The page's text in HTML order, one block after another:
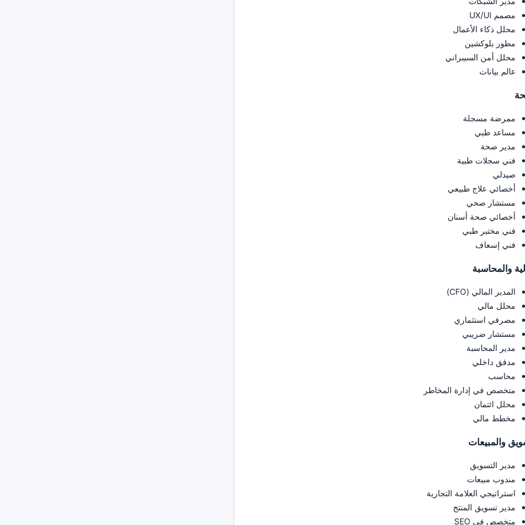
مصمم UX/UI
محلل ذكاء الأعمال
مطور بلوكشين
محلل أمن السيبراني
عالم بيانات
ممرضة مسجلة
مساعد طبي
مدير صحة
فني سجلات طبية
صيدلي
أخصائي علاج طبيعي
مستشار صحي
أخصائي صحة أسنان
فني مختبر طبي
فني إسعاف
والمحاسبة
المدير المالي (CFO)
محلل مالي
مصرفي استثماري
مستشار ضريبي
مدير المحاسبة
مدقق داخلي
محاسب
متخصص في إدارة المخاطر
محلل ائتمان
مخطط مالي
والمبيعات
مدير التسويق
مندوب مبيعات
استراتيجي العلامة التجارية
مدير تسويق المنتج
متخصص في SEO